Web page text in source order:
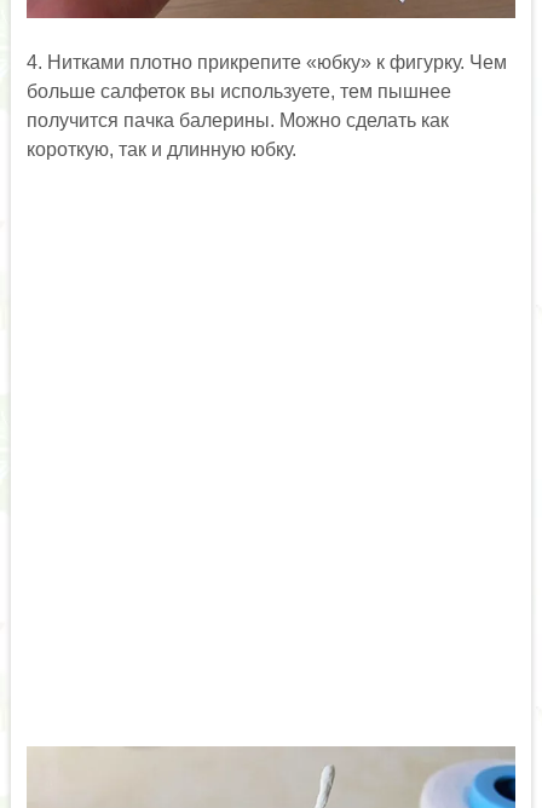
4. Нитками плотно прикрепите «юбку» к фигурку. Чем
больше салфеток вы используете, тем пышнее
получится пачка балерины. Можно сделать как
короткую, так и длинную юбку.